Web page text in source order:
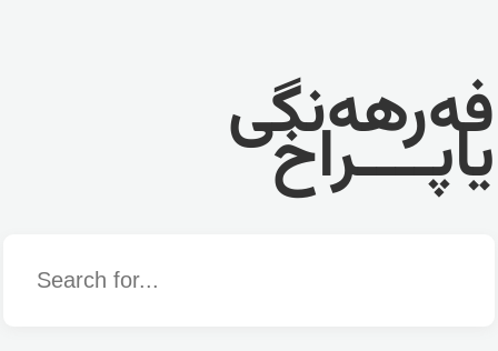
فەرهەنگی
یاپــــراخ
Word